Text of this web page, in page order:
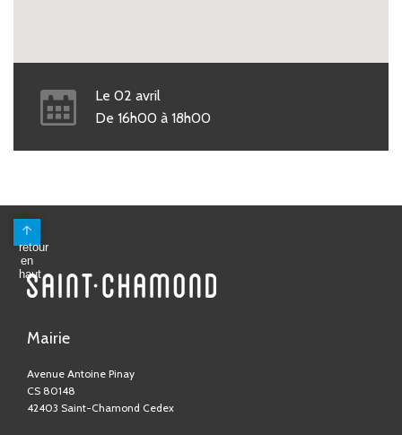
Le02 avril
De 16h00 à 18h00
Mairie
Avenue Antoine Pinay
04 77 31 05 05